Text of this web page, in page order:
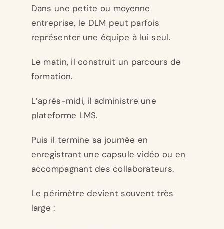
Dans une petite ou moyenne
entreprise, le DLM peut parfois
représenter une équipe à lui seul.
Le matin, il construit un parcours de
formation.
L’après-midi, il administre une
plateforme LMS.
Puis il termine sa journée en
enregistrant une capsule vidéo ou en
accompagnant des collaborateurs.
Le périmètre devient souvent très
large :